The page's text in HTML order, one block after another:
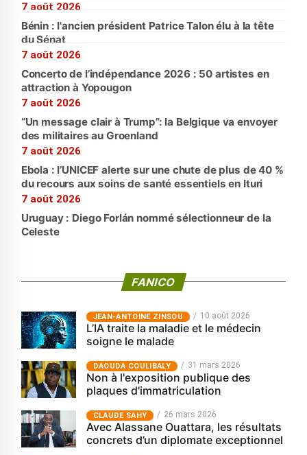
7 août 2026
Bénin : l'ancien président Patrice Talon élu à la tête
du Sénat
7 août 2026
Concerto de l’indépendance 2026 : 50 artistes en
attraction à Yopougon
7 août 2026
“Un message clair à Trump”: la Belgique va envoyer
des militaires au Groenland
7 août 2026
Ebola : l’UNICEF alerte sur une chute de plus de 40 %
du recours aux soins de santé essentiels en Ituri
7 août 2026
Uruguay : Diego Forlán nommé sélectionneur de la
Celeste
FANICO
JEAN-ANTOINE ZINSOU 10 août 2026
L’IA traite la maladie et le médecin
soigne le malade
‎DAOUDA COULIBALY 31 mars 2026
Non à l'exposition publique des
plaques d'immatriculation
CLAUDE SAHY 26 mars 2026
Avec Alassane Ouattara, les résultats
concrets d’un diplomate exceptionnel